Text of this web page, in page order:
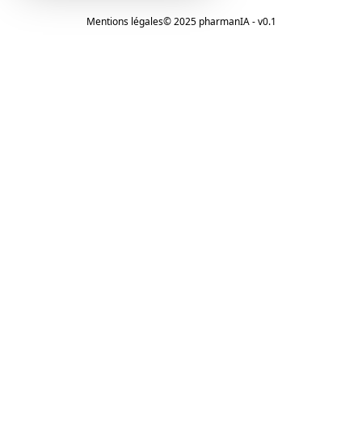
Mentions légales© 2025 pharmanIA - v0.1